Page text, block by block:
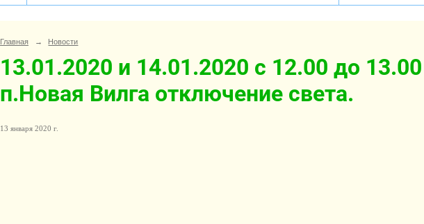
Главная → Новости
13.01.2020 и 14.01.2020 с 12.00 до 13.00
п.Новая Вилга отключение света.
13 января 2020 г.